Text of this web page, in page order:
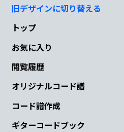
旧デザインに切り替える
トップ
お気に入り
閲覧履歴
オリジナルコード譜
コード譜作成
ギターコードブック